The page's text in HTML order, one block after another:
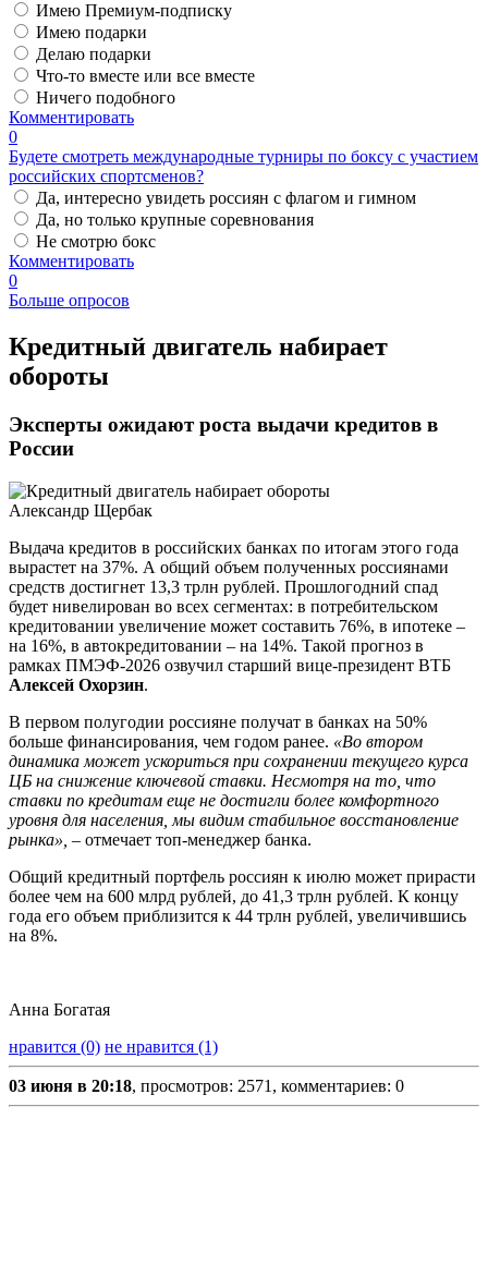
Имею Премиум-подписку
Имею подарки
Делаю подарки
Что-то вместе или все вместе
Ничего подобного
Комментировать
0
Будете смотреть международные турниры по боксу с участием
российских спортсменов?
Да, интересно увидеть россиян с флагом и гимном
Да, но только крупные соревнования
Не смотрю бокс
Комментировать
0
Больше опросов
​Кредитный двигатель набирает
обороты
Эксперты ожидают роста выдачи кредитов в
России
Александр Щербак
Выдача кредитов в российских банках по итогам этого года
вырастет на 37%. А общий объем полученных россиянами
средств достигнет 13,3 трлн рублей. Прошлогодний спад
будет нивелирован во всех сегментах: в потребительском
кредитовании увеличение может составить 76%, в ипотеке –
на 16%, в автокредитовании – на 14%. Такой прогноз в
рамках ПМЭФ-2026 озвучил старший вице-президент ВТБ
Алексей Охорзин.
В первом полугодии россияне получат в банках на 50%
больше финансирования, чем годом ранее. «Во втором
динамика может ускориться при сохранении текущего курса
ЦБ на снижение ключевой ставки. Несмотря на то, что
ставки по кредитам еще не достигли более комфортного
уровня для населения, мы видим стабильное восстановление
рынка», – отмечает топ-менеджер банка.
Общий кредитный портфель россиян к июлю может прирасти
более чем на 600 млрд рублей, до 41,3 трлн рублей. К концу
года его объем приблизится к 44 трлн рублей, увеличившись
на 8%.
Анна Богатая
нравится (0) не нравится (1)
03 июня в 20:18, просмотров: 2571, комментариев: 0